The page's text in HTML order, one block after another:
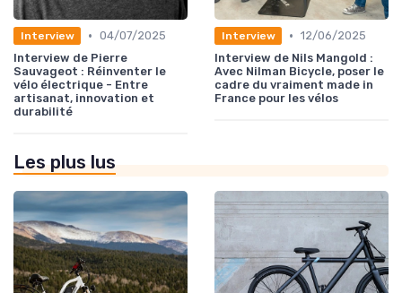
Interview • 04/07/2025
Interview de Pierre
Sauvageot : Réinventer le
vélo électrique - Entre
artisanat, innovation et
durabilité
Interview • 12/06/2025
Interview de Nils Mangold :
Avec Nilman Bicycle, poser le
cadre du vraiment made in
France pour les vélos
Les plus lus